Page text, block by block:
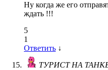
Ну когда же его
ждать !!!
5
1
Ответить ↓
ТУРИСТ НА ТАНКЕ